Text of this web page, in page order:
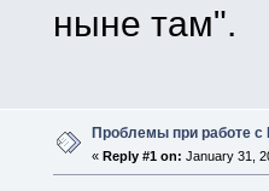
ныне там".
Проблемы при работе
« Reply #1 on: January 31,